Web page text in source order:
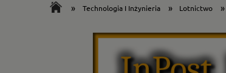
» Technologia I Inżynieria » Lotnictwo »